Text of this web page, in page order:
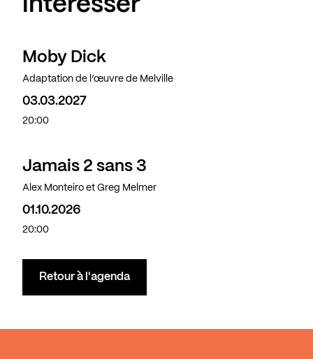
intéresser
Moby Dick
Adaptation de l’œuvre de Melville
03.03.2027
20:00
Jamais 2 sans 3
Alex Monteiro et Greg Melmer
01.10.2026
20:00
Retour à l'agenda